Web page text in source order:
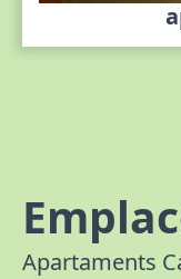
Apartaments